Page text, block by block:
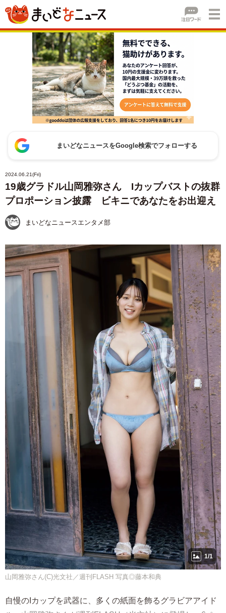
まいどなニュースをGoogle検索でフォローする
2024.06.21(Fri)
19歳グラドル山岡雅弥さん Iカップバストの抜群
プロポーション披露 ビキニであなたをお出迎え
まいどなニュースエンタメ部
1/1
山岡雅弥さん(C)光文社／週刊FLASH 写真◎藤本和典
自慢のIカップを武器に、多くの紙面を飾るグラビアアイド